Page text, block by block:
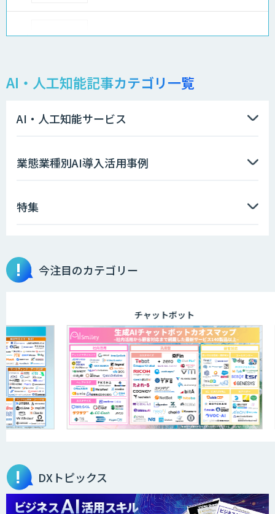
Kurrant.ai
FirstContact（ファーストコンタクト）
完全無料の次世代RPA「マクロマン」
RPA定型業務ロボット自動化ソリューシ
ョン UiPath/Automate
FPT RPAソリューション
BizteX cobit
AI・人工知能記事カテゴリ一覧
AI・人工知能サービス
業態業種別AI導入活用事例
特集
今注目のカテゴリー
チャットボット
DXトピックス